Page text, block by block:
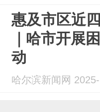
惠及市区近
｜哈市开展
动
哈尔滨新闻网